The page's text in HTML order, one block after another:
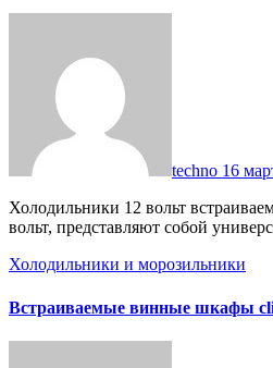
techno 16
Холодильники 12 вольт встраиваемые Холодильники 12 вольт встраиваемые Встраиваемые холодильники 12 вольт: особенности выбора и эксплуатации Холодильники, работающие от 12
вольт, представляют собой
Холодильники и морозильники
Встраиваемые винные шкафы